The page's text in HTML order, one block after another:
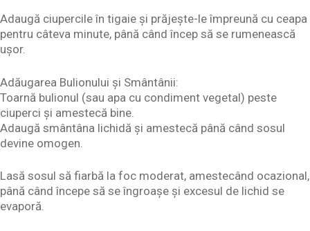
Adaugă ciupercile în tigaie și prăjește-le împreună cu ceapa
pentru câteva minute, până când încep să se rumenească
ușor.
Adăugarea Bulionului și Smântânii:
Toarnă bulionul (sau apa cu condiment vegetal) peste
ciuperci și amestecă bine.
Adaugă smântâna lichidă și amestecă până când sosul
devine omogen.
Lasă sosul să fiarbă la foc moderat, amestecând ocazional,
până când începe să se îngroașe și excesul de lichid se
evaporă.